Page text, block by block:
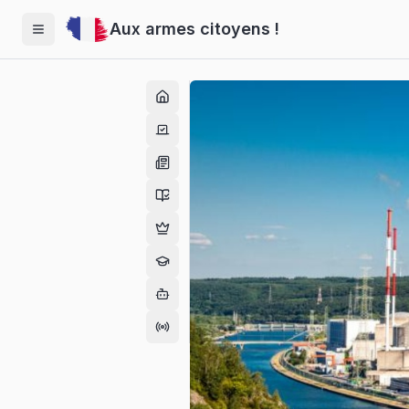
Menu Aux armes citoyens !